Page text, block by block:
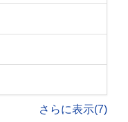
さらに表示(7)